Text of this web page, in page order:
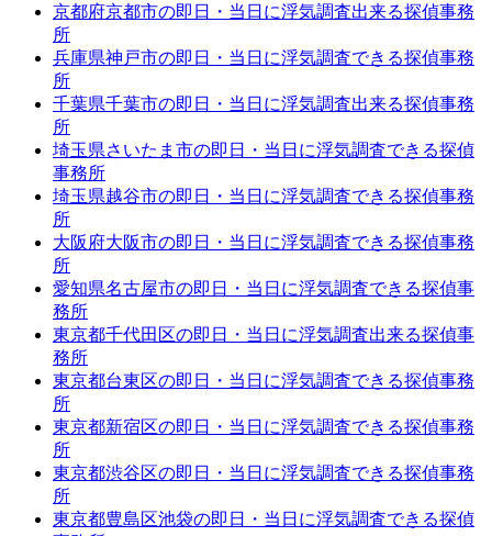
京都府京都市の即日・当日に浮気調査出来る探偵事務
所
兵庫県神戸市の即日・当日に浮気調査できる探偵事務
所
千葉県千葉市の即日・当日に浮気調査出来る探偵事務
所
埼玉県さいたま市の即日・当日に浮気調査できる探偵
事務所
埼玉県越谷市の即日・当日に浮気調査できる探偵事務
所
大阪府大阪市の即日・当日に浮気調査できる探偵事務
所
愛知県名古屋市の即日・当日に浮気調査できる探偵事
務所
東京都千代田区の即日・当日に浮気調査出来る探偵事
務所
東京都台東区の即日・当日に浮気調査できる探偵事務
所
東京都新宿区の即日・当日に浮気調査できる探偵事務
所
東京都渋谷区の即日・当日に浮気調査できる探偵事務
所
東京都豊島区池袋の即日・当日に浮気調査できる探偵